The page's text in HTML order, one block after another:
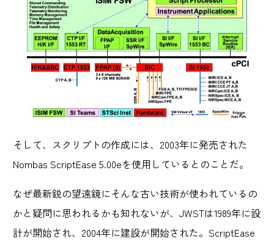
そして、スクリプトの作成には、2003年に発売された
Nombas ScriptEase 5.00eを使用しているとのことだ。
なぜ最新鋭の望遠鏡にそんな古い技術が使われているの
かと疑問に思われるかも知れないが、JWSTは1989年に設
計が開始され、2004年に建設が開始された。ScriptEase